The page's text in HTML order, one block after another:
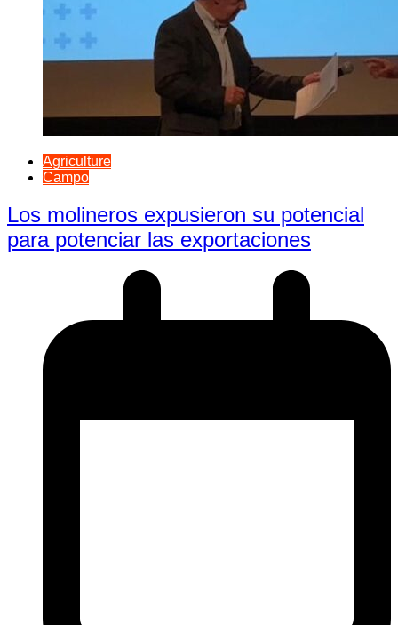
Agriculture
Campo
Los molineros expusieron su potencial
para potenciar las exportaciones